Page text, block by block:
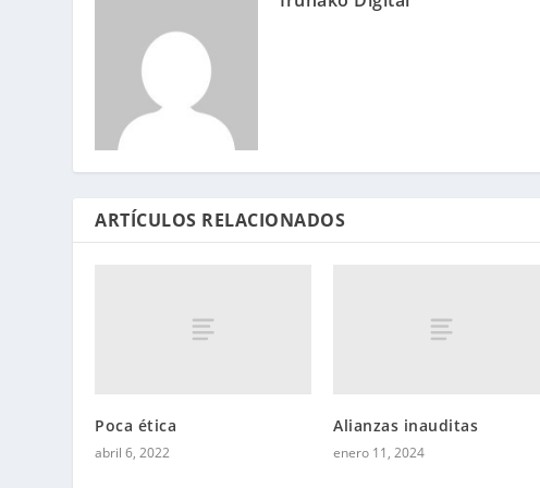
ARTÍCULOS RELACIONADOS
Poca ética
abril 6, 2022
Alianzas inauditas
enero 11, 2024